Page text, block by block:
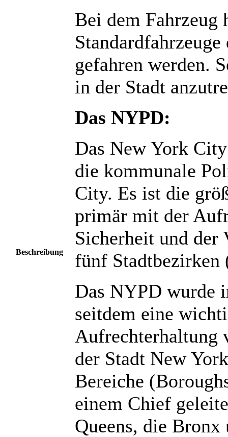
Beschreibung
Bei dem Fahrzeug
gefahren werden.
in der Stadt
Das NYPD:
Das New York
die kommunale
City. Es ist die
primär mit der
Sicherheit und der
fünf Stadtbezirken
Das NYPD wurde
seitdem eine
Aufrechterhaltung
der Stadt New
Bereiche
einem Chief
Queens, die Bronx